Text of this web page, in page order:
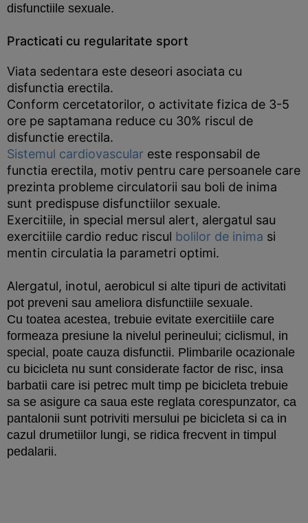
disfunctiile sexuale.
Practicati cu regularitate sport
Viata sedentara este deseori asociata cu
disfunctia erectila.
Conform cercetatorilor, o activitate fizica de 3-5
ore pe saptamana reduce cu 30% riscul de
disfunctie erectila.
Sistemul cardiovascular este responsabil de
functia erectila, motiv pentru care persoanele care
prezinta probleme circulatorii sau boli de inima
sunt predispuse disfunctiilor sexuale.
Exercitiile, in special mersul alert, alergatul sau
exercitiile cardio reduc riscul bolilor de inima si
mentin circulatia la parametri optimi.
Alergatul, inotul, aerobicul si alte tipuri de activitati
pot preveni sau ameliora disfunctiile sexuale.
Cu toatea acestea, trebuie evitate exercitiile care
formeaza presiune la nivelul perineului; ciclismul, in
special, poate cauza disfunctii. Plimbarile ocazionale
cu bicicleta nu sunt considerate factor de risc, insa
barbatii care isi petrec mult timp pe bicicleta trebuie
sa se asigure ca saua este reglata corespunzator, ca
pantalonii sunt potriviti mersului pe bicicleta si ca in
cazul drumetiilor lungi, se ridica frecvent in timpul
pedalarii.